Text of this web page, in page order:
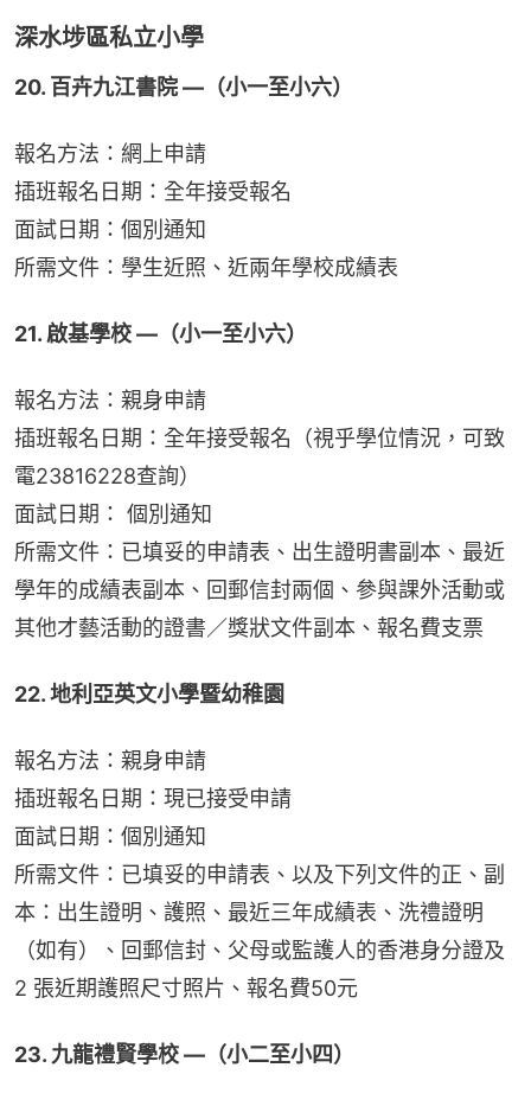
深水埗區私立小學
20. 百卉九江書院 —（小一至小六）
報名方法：網上申請
插班報名日期：全年接受報名
面試日期：個別通知
所需文件：學生近照、近兩年學校成績表
21. 啟基學校 —（小一至小六）
報名方法：親身申請
插班報名日期：全年接受報名（視乎學位情況，可致
電23816228查詢）
面試日期： 個別通知
所需文件：已填妥的申請表、出生證明書副本、最近
學年的成績表副本、回郵信封兩個、參與課外活動或
其他才藝活動的證書／獎狀文件副本、報名費支票
22. 地利亞英文小學暨幼稚園
報名方法：親身申請
插班報名日期：現已接受申請
面試日期：個別通知
所需文件：已填妥的申請表、以及下列文件的正、副
本：出生證明、護照、最近三年成績表、洗禮證明
（如有）、回郵信封、父母或監護人的香港身分證及
2 張近期護照尺寸照片、報名費50元
23. 九龍禮賢學校 —（小二至小四）